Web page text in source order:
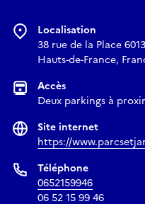
Localisation
38 rue de la Place
Hauts-de-France,
Accès
Deux parkings à
Site internet
https://
Téléphone
0652159946
06 52 15 99 46